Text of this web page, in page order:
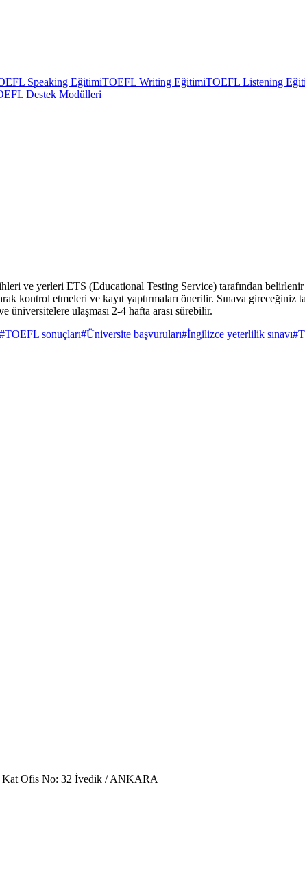
Speaking EğitimiTOEFL Writing EğitimiTOEFL Listening
Destek Modülleri
ve yerleri ETS (Educational Testing Service) tarafından
kontrol etmeleri ve kayıt yaptırmaları önerilir. Sınava gireceğiniz
üniversitelere ulaşması 2-4 hafta arası sürebilir.
#TOEFL sonuçları#Üniversite başvuruları#İngilizce yeterlilik sınavı#
Kat Ofis No: 32 İvedik / ANKARA